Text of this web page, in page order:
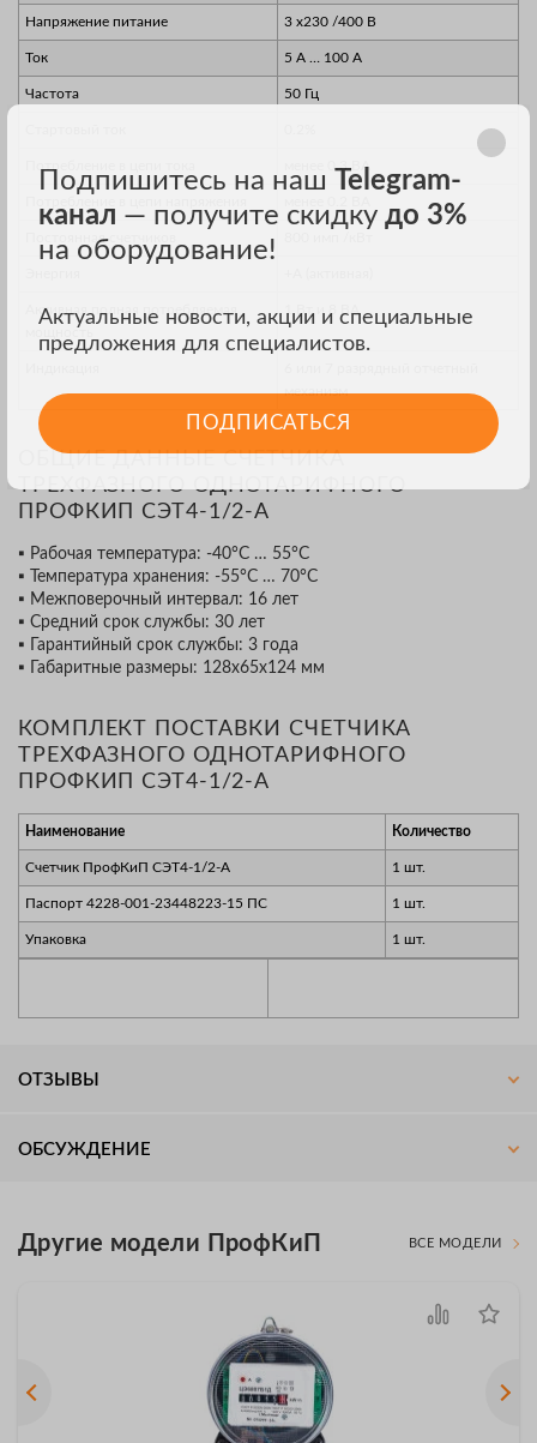
Напряжение питание 3 х230 /400 В
Ток 5 А … 100 А
Частота 50 Гц
менее 0.3 ВА
Постоянная счетчиков
Активная полная потребляемая
мощность
механизм
ОБЩИЕ ДАННЫЕ СЧЕТЧИКА
ТРЕХФАЗНОГО ОДНОТАРИФНОГО
ПРОФКИП СЭТ4-1/2-А
▪ Рабочая температура: -40°С … 55°С
▪ Температура хранения: -55°С … 70°С
▪ Межповерочный интервал: 16 лет
▪ Средний срок службы: 30 лет
▪ Гарантийный срок службы: 3 года
▪ Габаритные размеры: 128х65х124 мм
КОМПЛЕКТ ПОСТАВКИ СЧЕТЧИКА
ТРЕХФАЗНОГО ОДНОТАРИФНОГО
ПРОФКИП СЭТ4-1/2-А
Наименование Количество
Счетчик ПрофКиП СЭТ4-1/2-А 1 шт.
Паспорт 4228-001-23448223-15 ПС 1 шт.
Упаковка 1 шт.
ОТЗЫВЫ
ОБСУЖДЕНИЕ
Другие модели ПрофКиП ВСЕ МОДЕЛИ
Подпишитесь на наш Telegram-
канал — получите скидку до 3%
на оборудование!
Актуальные новости, акции и специальные
предложения для специалистов.
ПОДПИСАТЬСЯ